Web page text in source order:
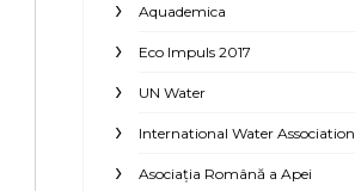
Aquademica
Eco Impuls 2017
UN Water
International Water Association
Asociaţia Română a Apei